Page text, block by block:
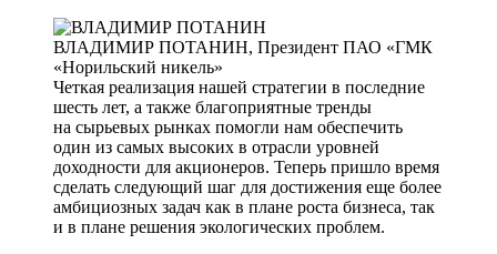
ВЛАДИМИР ПОТАНИН, Президент ПАО «ГМК
«Норильский никель»
Четкая реализация нашей стратегии в последние
шесть лет, а также благоприятные тренды
на сырьевых рынках помогли нам обеспечить
один из самых высоких в отрасли уровней
доходности для акционеров. Теперь пришло время
сделать следующий шаг для достижения еще более
амбициозных задач как в плане роста бизнеса, так
и в плане решения экологических проблем.